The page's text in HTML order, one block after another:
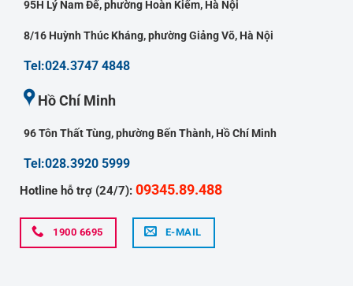
95H Lý Nam Đế, phường Hoàn Kiếm, Hà Nội
8/16 Huỳnh Thúc Kháng, phường Giảng Võ, Hà Nội
Tel:024.3747 4848
Hồ Chí Minh
96 Tôn Thất Tùng, phường Bến Thành, Hồ Chí Minh
Tel:028.3920 5999
Hotline hỗ trợ (24/7): 09345.89.488
1900 6695 E-MAIL